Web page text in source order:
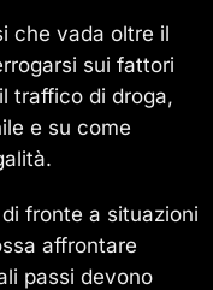
che vada oltre il
sui fattori
traffico di droga,
e su come
fronte a situazioni
affrontare
passi devono